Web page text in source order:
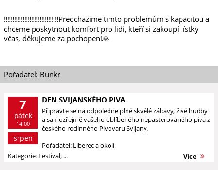
‼️‼️‼️‼️‼️‼️‼️‼️‼️‼️‼️‼️‼️‼️‼️‼️Předcházíme tímto problémům s kapacitou a
chceme poskytnout komfort pro lidi, kteří si zakoupí lístky
včas, děkujeme za pochopení🙏
Pořadatel: Bunkr
7
pátek
14:00
srpen
DEN SVIJANSKÉHO PIVA
Připravte se na odpoledne plné skvělé zábavy, živé hudby
a samozřejmě vašeho oblíbeného nepasterovaného piva z
českého rodinného Pivovaru Svijany.
Pořadatel: Liberec a okolí
Kategorie: Festival, ...
Více